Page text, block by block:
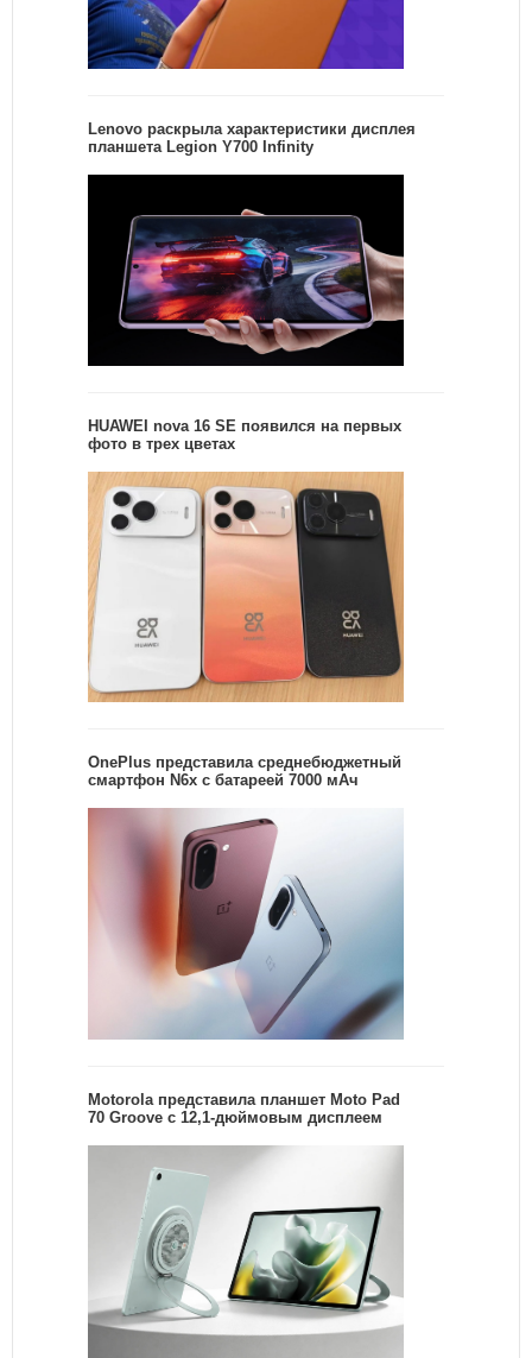
Lenovo раскрыла характеристики дисплея
планшета Legion Y700 Infinity
HUAWEI nova 16 SE появился на первых
фото в трех цветах
OnePlus представила среднебюджетный
смартфон N6x с батареей 7000 мАч
Motorola представила планшет Moto Pad
70 Groove с 12,1-дюймовым дисплеем